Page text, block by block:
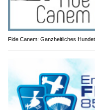
Fide Canem: Ganzheitliches